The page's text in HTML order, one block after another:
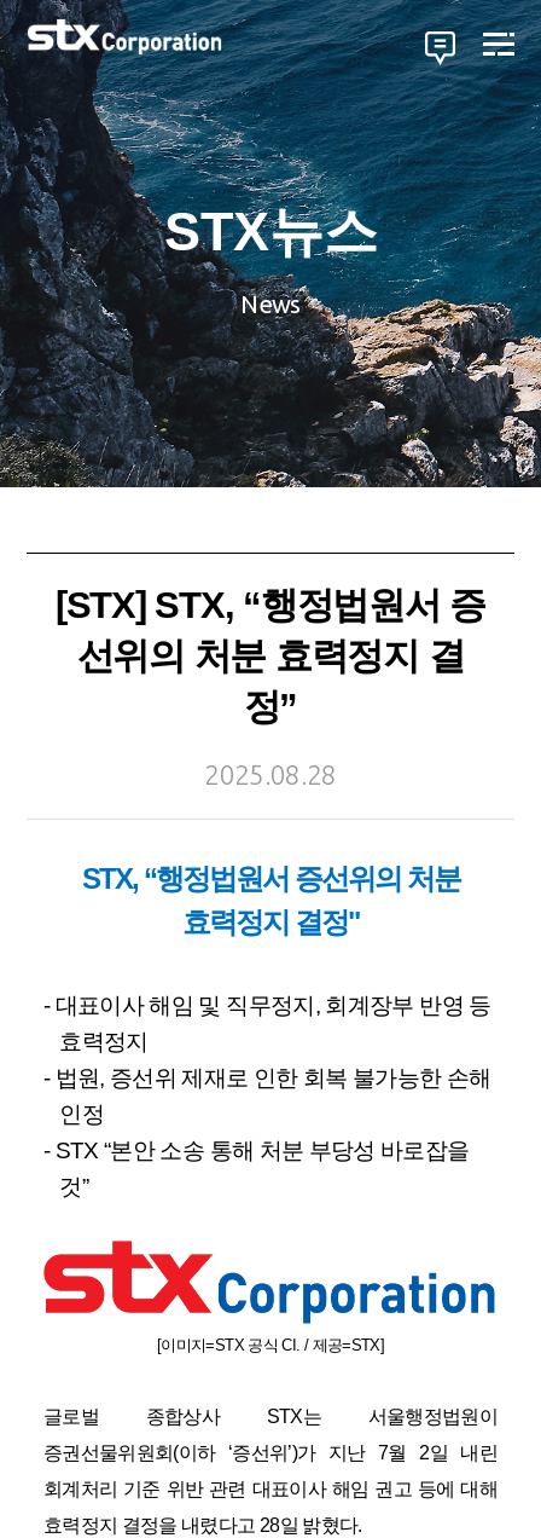
STX뉴스
News
[STX] STX, “행정법원서 증
선위의 처분 효력정지 결
정”
2025.08.28
STX, “행정법원서 증선위의 처분
효력정지 결정"
- 대표이사 해임 및 직무정지 , 회계장부 반영 등
효력정지
- 법원, 증선위 제재로 인한 회복 불가능한 손해
인정
- STX “본안 소송 통해 처분 부당성 바로잡을
것”
[이미지=STX 공식 CI. / 제공=STX]
글로벌 종합상사STX는 서울행정법원이
증권선물위원회 (이하‘증선위 ’)가 지난7월 2일 내린
회계처리 기준 위반 관련 대표이사 해임 권고 등에 대해
효력정지 결정을 내렸다고 28일 밝혔다.